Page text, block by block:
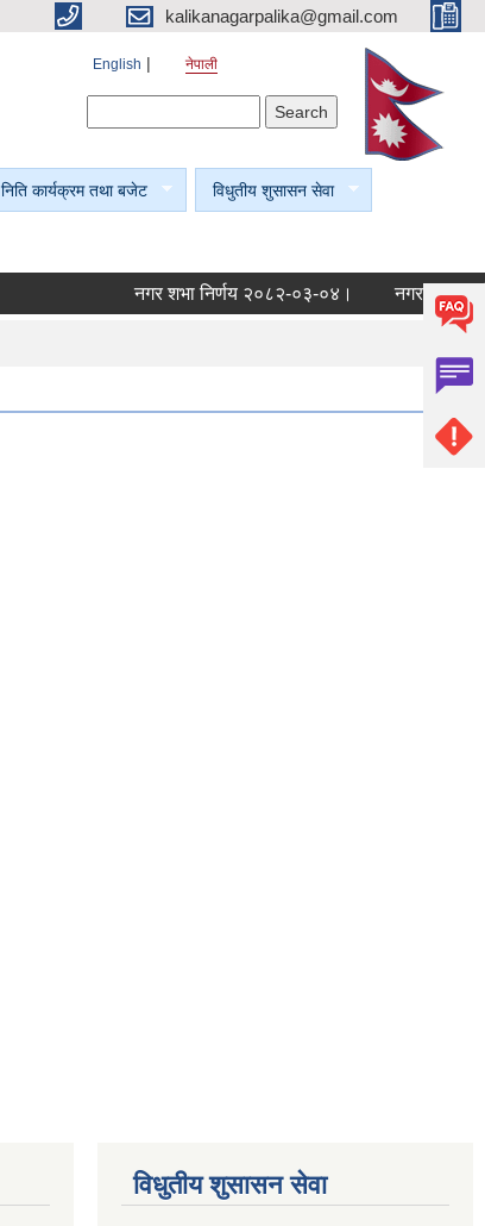
kalikanagarpalika@gmail.com
English नेपाली
निति कार्यक्रम तथा बजेट विधुतीय शुसासन सेवा
नगर शभा निर्णय २०८२-०३-०४। नगर शभा निर्णय
विधुतीय शुसासन सेवा